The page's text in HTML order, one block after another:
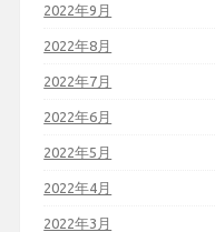
2022年9月
2022年8月
2022年7月
2022年6月
2022年5月
2022年4月
2022年3月